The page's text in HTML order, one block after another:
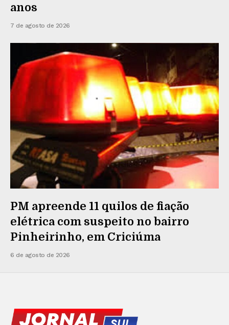
anos
7 de agosto de 2026
PM apreende 11 quilos de fiação
elétrica com suspeito no bairro
Pinheirinho, em Criciúma
6 de agosto de 2026